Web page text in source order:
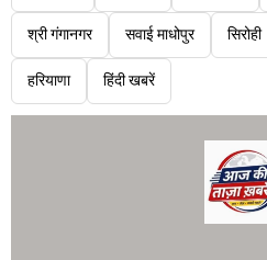
श्री गंगानगर सवाई माधोपुर सिरोही
हरियाणा हिंदी खबरें